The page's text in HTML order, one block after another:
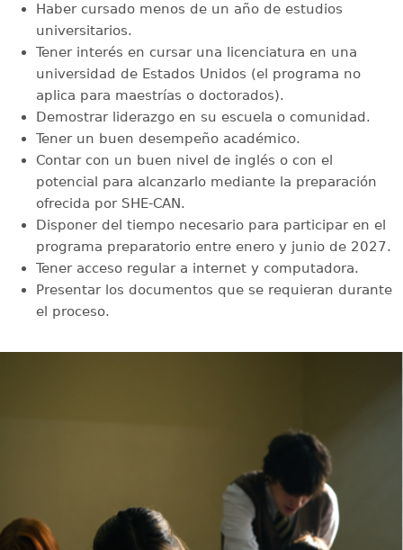
Haber cursado menos de un año de estudios
universitarios.
Tener interés en cursar una licenciatura en una
universidad de Estados Unidos (el programa no
aplica para maestrías o doctorados).
Demostrar liderazgo en su escuela o comunidad.
Tener un buen desempeño académico.
Contar con un buen nivel de inglés o con el
potencial para alcanzarlo mediante la preparación
ofrecida por SHE-CAN.
Disponer del tiempo necesario para participar en el
programa preparatorio entre enero y junio de 2027.
Tener acceso regular a internet y computadora.
Presentar los documentos que se requieran durante
el proceso.